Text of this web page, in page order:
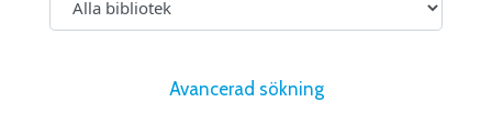
Avancerad sökning